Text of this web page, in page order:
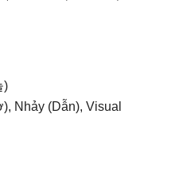
)
Nhảy (Dẫn), Visual